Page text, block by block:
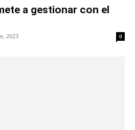
a gestionar con el
2023 0